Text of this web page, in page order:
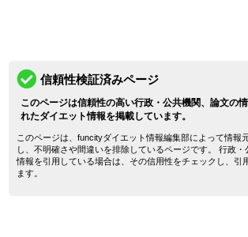
信頼性検証済みページ
このページは信頼性の高い行政・公共機関、論文の
れたダイエット情報を掲載しています。
このページは、funcityダイエット情報編集部によって情報
し、不明確さや間違いを排除しているページです。 行政
情報を引用している場合は、その信用性をチェックし、引
ます。